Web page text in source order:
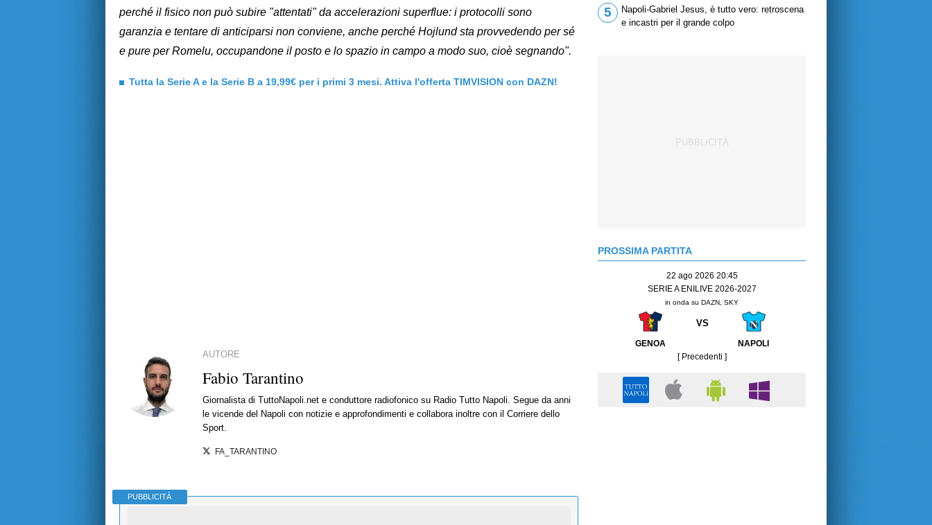
perché il fisico non può subire "attentati" da accelerazioni superflue: i protocolli sono
garanzia e tentare di anticiparsi non conviene, anche perché Hojlund sta provvedendo per sé
e pure per Romelu, occupandone il posto e lo spazio in campo a modo suo, cioè segnando".
Tutta la Serie A e la Serie B a 19,99€ per i primi 3 mesi. Attiva l'offerta TIMVISION con DAZN!
AUTORE
Fabio Tarantino
Giornalista di TuttoNapoli.net e conduttore radiofonico su Radio Tutto Napoli. Segue da anni
le vicende del Napoli con notizie e approfondimenti e collabora inoltre con il Corriere dello
Sport.
FA_TARANTINO
PUBBLICITÀ
5
Napoli-Gabriel Jesus, è tutto vero: retroscena
e incastri per il grande colpo
PROSSIMA PARTITA
22 ago 2026 20:45
SERIE A ENILIVE 2026-2027
in onda su DAZN, SKY
VS
GENOA
NAPOLI
[ Precedenti ]